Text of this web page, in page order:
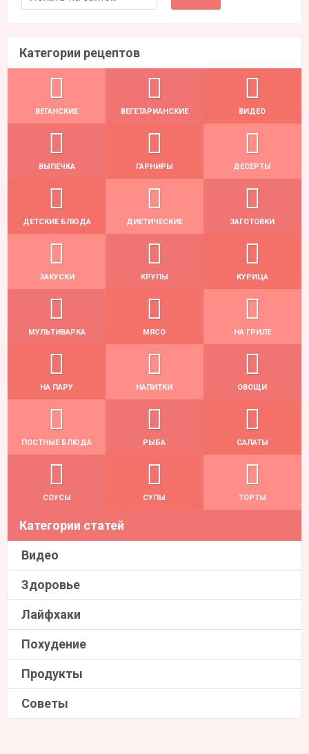
Категории рецептов
ВЕГАНСКИЕ ВЕГЕТАРИАНСКИЕ ВИДЕО
ВЫПЕЧКА ГАРНИРЫ ДЕСЕРТЫ
ДЕТСКИЕ БЛЮДА ДИЕТИЧЕСКИЕ ЗАГОТОВКИ
ЗАКУСКИ КРУПЫ КУРИЦА
МУЛЬТИВАРКА МЯСО НА ГРИЛЕ
НА ПАРУ НАПИТКИ ОВОЩИ
ПОСТНЫЕ БЛЮДА РЫБА САЛАТЫ
СОУСЫ СУПЫ ТОРТЫ
Категории статей
Видео
Здоровье
Лайфхаки
Похудение
Продукты
Советы